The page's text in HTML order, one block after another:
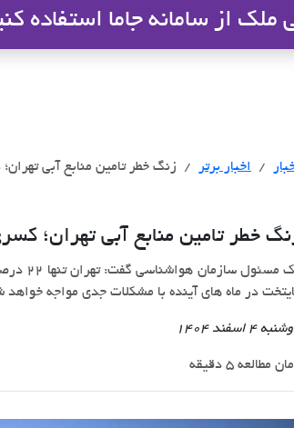
از سامانه جاما استفاده
اخبار برتر زنگ خطر تامین منابع آبی تهران؛ کسری بارش 78
خطر تامین منابع آبی تهران؛ کسری بارش 78 درصدی در
در ماه های آینده با مشکلات جدی مواجه خواهد
4 اسفند 1404
مطالعه 5 دقیقه